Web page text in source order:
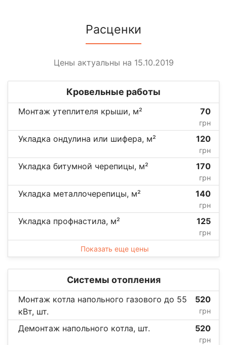
Расценки
Цены актуальны на 15.10.2019
Кровельные работы
Монтаж утеплителя крыши, м² 70
грн
Укладка ондулина или шифера, м² 120
грн
Укладка битумной черепицы, м² 170
грн
Укладка металлочерепицы, м² 140
грн
Укладка профнастила, м² 125
грн
Показать еще цены
Системы отопления
Монтаж котла напольного газового до 55
кВт, шт.
520
грн
Демонтаж напольного котла, шт. 520
грн